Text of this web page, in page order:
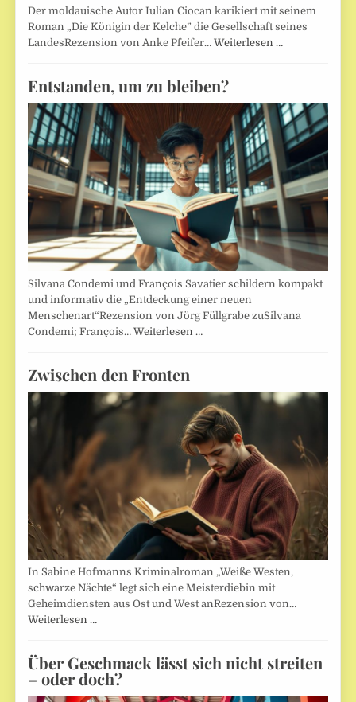
Der moldauische Autor Iulian Ciocan karikiert mit seinem
Roman „Die Königin der Kelche” die Gesellschaft seines
LandesRezension von Anke Pfeifer…Weiterlesen …
Entstanden, um zu bleiben?
Silvana Condemi und François Savatier schildern kompakt
und informativ die „Entdeckung einer neuen
Menschenart“Rezension von Jörg Füllgrabe zuSilvana
Condemi; François…Weiterlesen …
Zwischen den Fronten
In Sabine Hofmanns Kriminalroman „Weiße Westen,
schwarze Nächte“ legt sich eine Meisterdiebin mit
Geheimdiensten aus Ost und West anRezension von…
Weiterlesen …
Über Geschmack lässt sich nicht streiten
– oder doch?